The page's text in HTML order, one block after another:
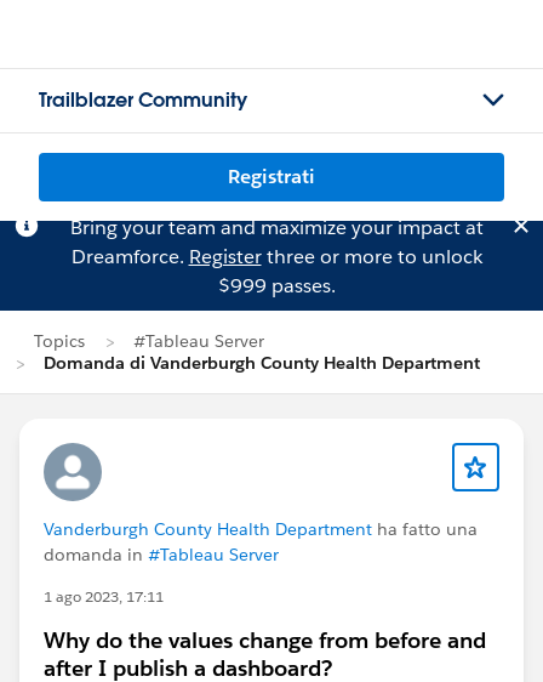
Trailblazer Community
Registrati
Bring your team and maximize your impact at
Dreamforce. Registerthree or more to unlock
$999 passes.
Topics
#Tableau Server
Domanda di Vanderburgh County Health Department
Vanderburgh County Health Department ha fatto una
domanda in #Tableau Server
1 ago 2023, 17:11
Why do the values change from before and
after I publish a dashboard?